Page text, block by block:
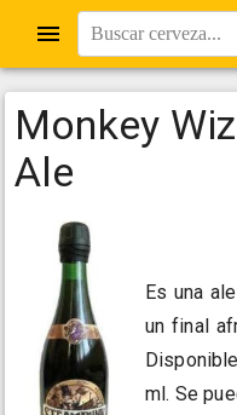
Buscar cerveza...
Monkey
Ale
Es una
un final
ml. Se